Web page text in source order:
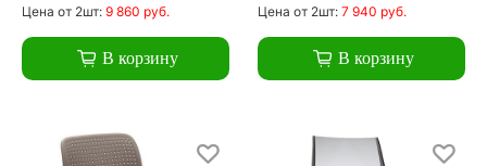
Цена от 2шт: 9 860 руб.
В корзину
Цена от 2шт: 7 940 руб.
В корзину